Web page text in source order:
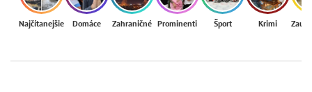
Najčítanejšie Domáce Zahraničné Prominenti Šport Krimi